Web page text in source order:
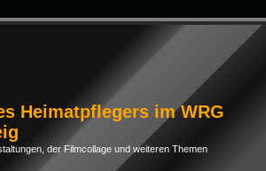
Heimatpflegers im WRG
der Filmcollage und weiteren Themen